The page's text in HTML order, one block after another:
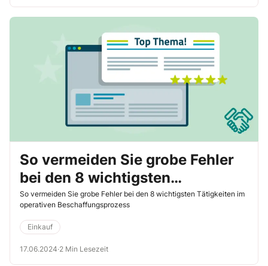
So vermeiden Sie grobe Fehler
bei den 8 wichtigsten
Tätigkeiten im operativen
Beschaffungsprozess
So vermeiden Sie grobe Fehler bei den 8 wichtigsten Tätigkeiten im
operativen Beschaffungsprozess
Einkauf
17.06.2024·2 Min Lesezeit